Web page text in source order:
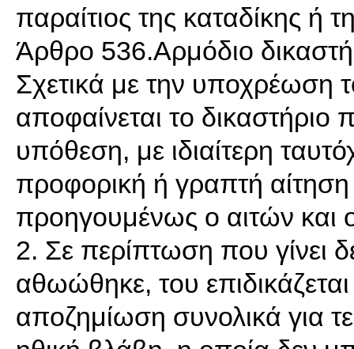
παραίτιος της καταδίκης ή
Άρθρο 536.Αρμόδιο
Σχετικά με την υποχρέωση
αποφαίνεται το
υπόθεση, με ιδιαίτερη
προφορική ή γραπτή
προηγουμένως ο αιτών και
2. Σε περίπτωση που γίνει
αθωώθηκε, του
αποζημίωση συνολικά για